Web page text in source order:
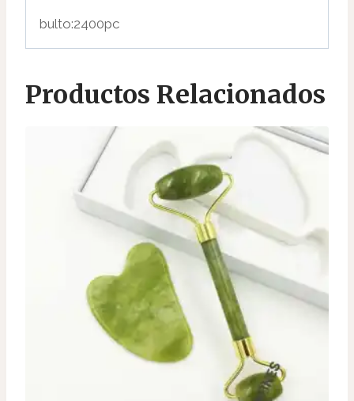
bulto:2400pc
Productos Relacionados